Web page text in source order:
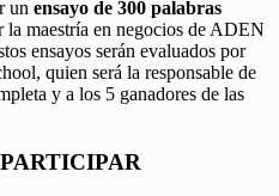
un ensayo de 300 palabras
la maestría en negocios de ADEN
ensayos serán evaluados por
quien será la responsable de
y a los 5 ganadores de las